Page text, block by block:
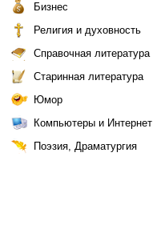
Бизнес
Религия и духовность
Справочная литература
Старинная литература
Юмор
Компьютеры и Интернет
Поэзия, Драматургия